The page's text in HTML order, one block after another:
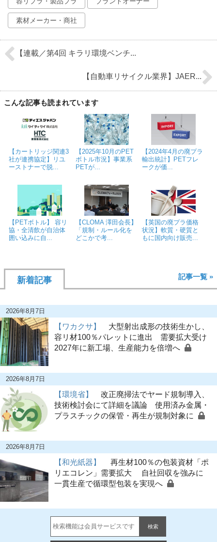
素材メーカー・商社
【連載／第4回 キラリ環境ベンチ...
【自動車リサイクル業界】JAER...
こんな記事も読まれています
【カートリッジ関連3
社が連携協定】リユ
ーストナーで脱...
【2025年10月のPET
ボトル市況】事業系
PETが...
【2024年4月の廃プラ
輸出統計】PETフレ
ークが価...
【PETボトル】 容リ
協・全清飲が自治体
囲い込みに自...
【CLOMA 澤田会長】
「規制・ルール化を
どこかで考...
【英国の廃プラ価格
状況】軟質・硬質と
もに国内向け販売...
新着記事 記事一覧 »
2026年8月7日
【ワカクサ】
大型射出成形の技術生かし、
容リ材100％パレットに進出 需要拡大受け
2027年に新工場、生産能力を倍増へ
2026年8月7日
【環境省】
改正廃掃法でヤード規制導入、
技術検討会にて詳細を議論 使用済み金属・
プラスチックの保管・再生が規制対象に
2026年8月7日
【和光紙器】
再生材100％の包装資材「ポ
リエコレン」需要拡大 自社回収を強みに
一貫生産で循環型包装を実現へ
検索